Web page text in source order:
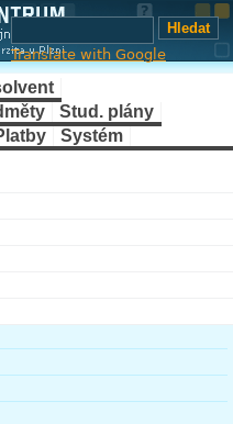
Translate with Google
Stud. plány
Systém